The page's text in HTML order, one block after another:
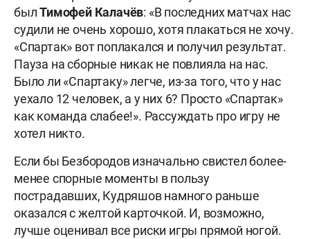
былТимофей Калачёв: «В последних матчах нас
судили не очень хорошо, хотя плакаться не хочу.
«Спартак» вот поплакался и получил результат.
Пауза на сборные никак не повлияла на нас.
Было ли «Спартаку» легче, из-за того, что у нас
уехало 12 человек, а у них 6? Просто «Спартак»
как команда слабее!». Рассуждать про игру не
хотел никто.
Если бы Безбородов изначально свистел более-
менее спорные моменты в пользу
пострадавших, Кудряшов намного раньше
оказался с желтой карточкой. И, возможно,
лучше оценивал все риски игры прямой ногой.